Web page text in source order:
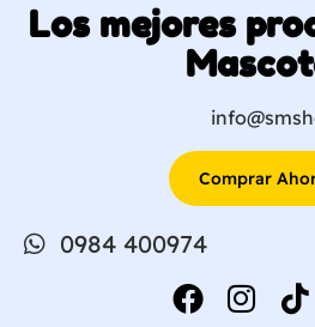
Los mejores
Comprar
0984 400974